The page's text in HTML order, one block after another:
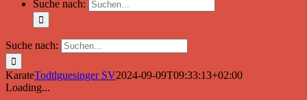
Suche nach:
Suche nach:
KarateTodtlguesinger SV2024-09-09T09:33:13+02:00
Loading...